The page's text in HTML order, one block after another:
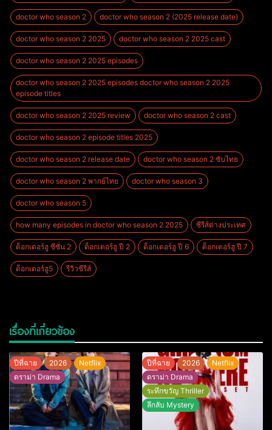
doctor who season 2 doctor who season 2 (2025 release date)
doctor who season 2 2025 doctor who season 2 2025 cast
doctor who season 2 2025 episodes
doctor who season 2 2025 episodes doctor who season 2 2025
episode titles
doctor who season 2 2025 review doctor who season 2 cast
doctor who season 2 episode titles 2025
doctor who season 2 release date doctor who season 2 ซับไทย
doctor who season 2 พากย์ไทย doctor who season 3
doctor who season 5
how many episodes in doctor who season 2 2025 ซีรีส์ต่างประเทศ
ด็อกเตอร์ฮู ซีซั่น 2 ด็อกเตอร์ฮู ปี 2 ด็อกเตอร์ฮู ปี 6 ด็อกเตอร์ฮู ปี 7
ด็อกเตอร์ฮู5 รีวิวซีรีส์
เรื่องที่เกี่ยวข้อง
ปีที่ฉาย 2026
Netflix
ดราม่า Drama
ปีที่ฉาย 2026
Netflix
ดราม่า Drama
ระทึกขวัญ Thriller
ลึกลับ Mystery